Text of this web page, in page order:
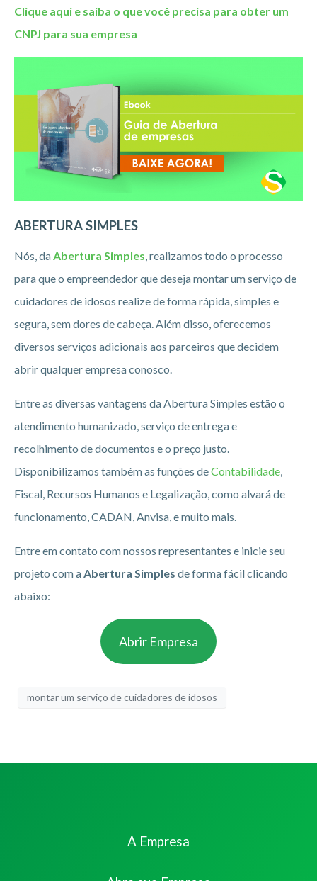
Clique aqui e saiba o que você precisa para obter um
CNPJ para sua empresa
ABERTURA SIMPLES
Nós, da Abertura Simples , realizamos todo o processo
para que o empreendedor que deseja montar um serviço de
cuidadores de idosos realize de forma rápida, simples e
segura, sem dores de cabeça. Além disso, oferecemos
diversos serviços adicionais aos parceiros que decidem
abrir qualquer empresa conosco.
Entre as diversas vantagens da Abertura Simples estão o
atendimento humanizado, serviço de entrega e
recolhimento de documentos e o preço justo.
Disponibilizamos também as funções deContabilidade
Fiscal, Recursos Humanos e Legalização, como alvará de
funcionamento, CADAN, Anvisa, e muito mais.
Entre em contato com nossos representantes e inicie seu
projeto com a Abertura Simples de forma fácil clicando
abaixo:
Abrir Empresa
montar um serviço de cuidadores de idosos
A Empresa